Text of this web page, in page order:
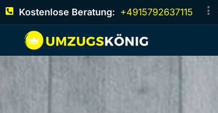
Kostenlose Beratung: +4915792637115